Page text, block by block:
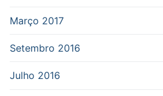
Março 2017
Setembro 2016
Julho 2016